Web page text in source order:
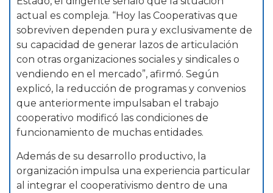
actual es compleja. “Hoy las Cooperativas que
sobreviven dependen pura y exclusivamente de
su capacidad de generar lazos de articulación
con otras organizaciones sociales y sindicales o
vendiendo en el mercado”, afirmó. Según
explicó, la reducción de programas y convenios
que anteriormente impulsaban el trabajo
cooperativo modificó las condiciones de
funcionamiento de muchas entidades.
Además de su desarrollo productivo, la
organización impulsa una experiencia particular
al integrar el cooperativismo dentro de una